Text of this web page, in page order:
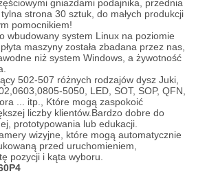
gniazdami podajnika, przednia
strona 30 sztuk, do małych produkcji
pomocnikiem!
wbudowany system Linux na poziomie
maszyny została zbadana przez nas,
niż system Windows, a żywotność
502-507 różnych rodzajów dysz Juki,
5050, LED, SOT, SOP, QFN,
... itp., Które mogą zaspokoić
liczby klientów.Bardzo dobre do
prototypowania lub edukacji.
wizyjne, które mogą automatycznie
przed uruchomieniem,
pozycji i kąta wyboru.